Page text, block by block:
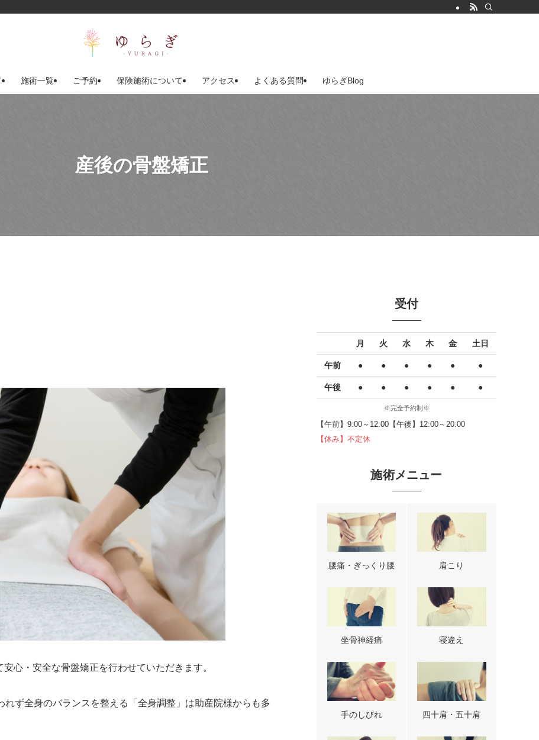
施術一覧 ご予約 保険施術について アクセス よくある質問 ゆらぎBlog
産後の骨盤矯正
心・安全な骨盤矯正を行わせていただきます。
ず全身のバランスを整える「全身調整」は助産院様からも多
受付
月 火 水 木 金 土日
午前 ● ● ● ● ● ●
午後 ● ● ● ● ● ●
※完全予約制※
【午前】9:00～12:00【午後】12:00～20:00
【休み】不定休
施術メニュー
腰痛・ぎっくり腰 肩こり
坐骨神経痛 寝違え
手のしびれ 四十肩・五十肩